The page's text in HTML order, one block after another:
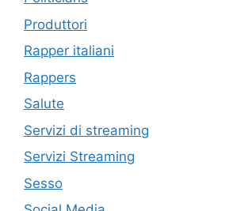
Produttori
Rapper italiani
Rappers
Salute
Servizi di streaming
Servizi Streaming
Sesso